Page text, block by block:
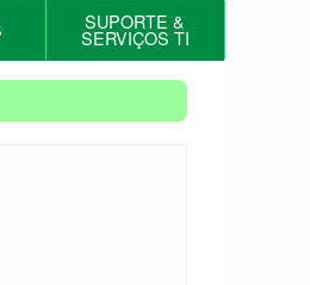
SUPORTE &
SERVIÇOS TI